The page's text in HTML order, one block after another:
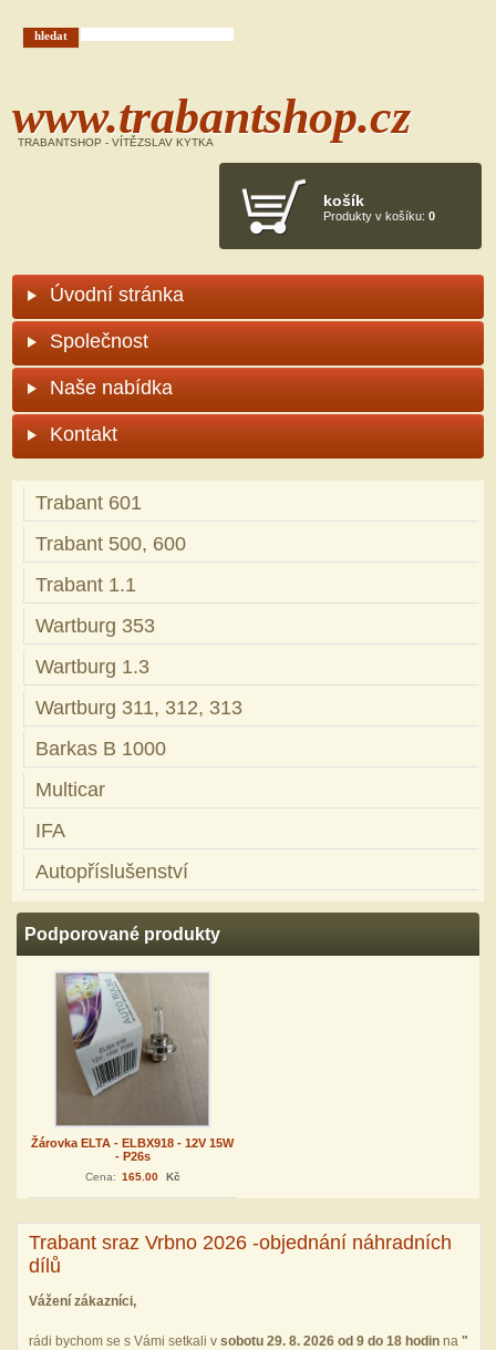
www.trabantshop.cz
TRABANTSHOP - VÍTĚZSLAV KYTKA
košík
Produkty v košíku: 0
Úvodní stránka
Společnost
Naše nabídka
Kontakt
Hledáčekhledat
Trabant 601
Trabant 500, 600
Trabant 1.1
Wartburg 353
Wartburg 1.3
Wartburg 311, 312, 313
Barkas B 1000
Multicar
IFA
Autopříslušenství
Podporované produkty
Žárovka ELTA - ELBX918 - 12V 15W
- P26s
Cena: 165.00 Kč
Trabant sraz Vrbno 2026 -objednání náhradních
dílů
Vážení zákazníci,
rádi bychom se s Vámi setkali vsobotu 29. 8. 2026 od 9 do 18 hodin na "